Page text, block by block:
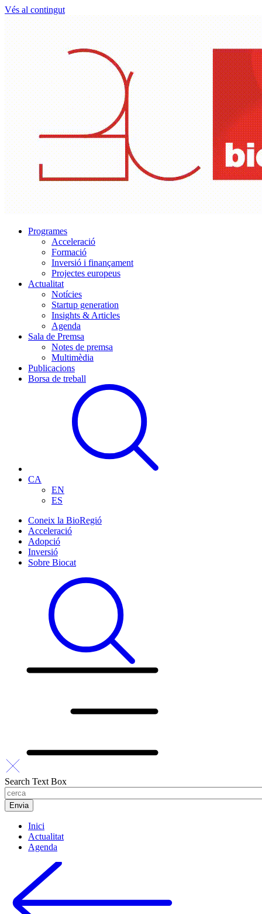
Vés al contingut
Programes
Acceleració
Formació
Inversió i finançament
Projectes europeus
Actualitat
Notícies
Startup generation
Insights & Articles
Agenda
Sala de Premsa
Notes de premsa
Multimèdia
Publicacions
Borsa de treball
CA
EN
ES
Coneix la BioRegió
Acceleració
Adopció
Inversió
Sobre Biocat
Search Text Box
Inici
Actualitat
Agenda